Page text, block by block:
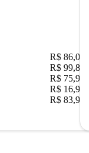
R$ 86,00
R$ 99,89
R$ 75,90
R$ 16,90
R$ 83,90